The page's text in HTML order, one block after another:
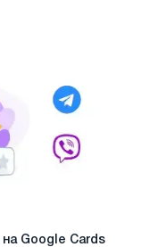
на Google Cards